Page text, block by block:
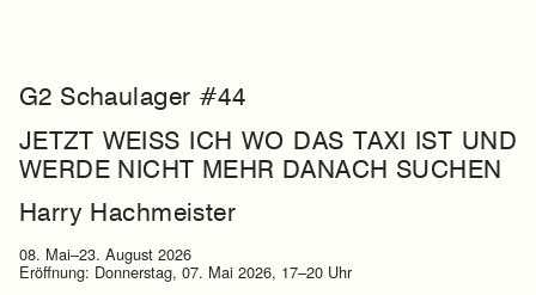
G2 Schaulager #44
JETZT WEISS ICH WO DAS TAXI IST UND
WERDE NICHT MEHR DANACH SUCHEN
Harry Hachmeister
08. Mai–23. August 2026
Eröffnung: Donnerstag, 07. Mai 2026, 17–20 Uhr